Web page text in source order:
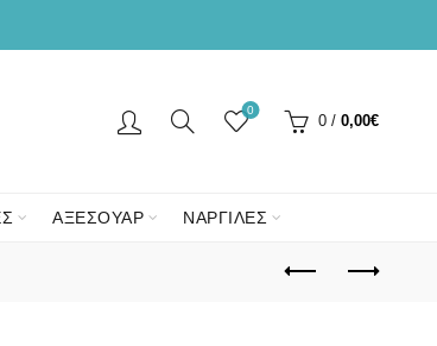
0
0 / 0,00€
ΑΞΕΣΟΥΑΡ ΝΑΡΓΙΛΕΣ